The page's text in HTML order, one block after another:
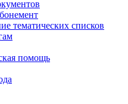
тематических списков
помощь